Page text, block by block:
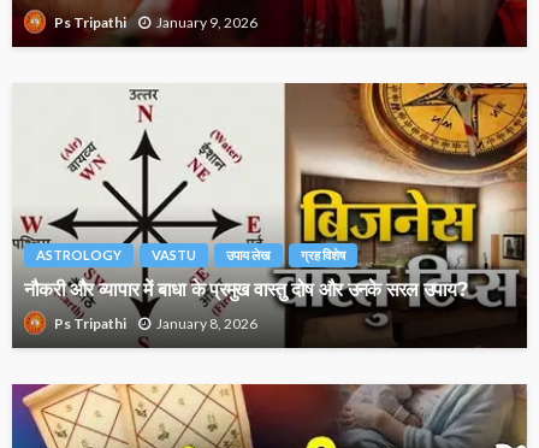
Ps Tripathi January 9, 2026
ASTROLOGY VASTU उपाय लेख ग्रह विशेष
नौकरी और व्यापार में बाधा के प्रमुख वास्तु दोष और उनके सरल उपाय?
Ps Tripathi January 8, 2026